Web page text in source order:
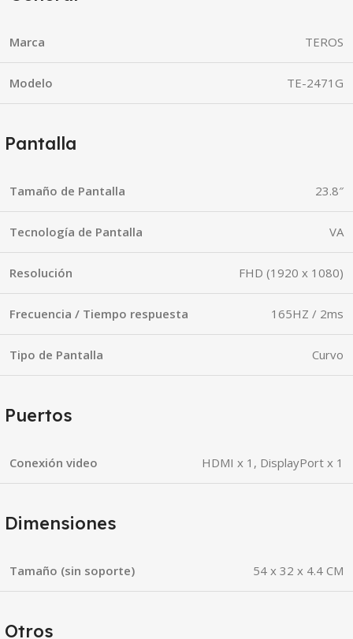
Marca TEROS
Modelo TE-2471G
Pantalla
Tamaño de Pantalla 23.8″
Tecnología de Pantalla VA
Resolución FHD (1920 x 1080)
Frecuencia / Tiempo respuesta 165HZ / 2ms
Tipo de Pantalla Curvo
Puertos
Conexión video HDMI x 1, DisplayPort x 1
Dimensiones
Tamaño (sin soporte) 54 x 32 x 4.4 CM
Otros